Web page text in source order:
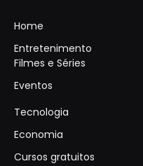
Home
Entretenimento
Filmes e Séries
Eventos
Tecnologia
Economia
Cursos gratuitos